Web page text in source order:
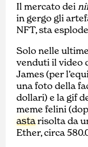
Il mercato dei
in gergo gli
NFT, sta
Solo nelle
venduti il video
James (per
una foto della
dollari) e la gif
meme felini
astarisolta da
Ether, circa